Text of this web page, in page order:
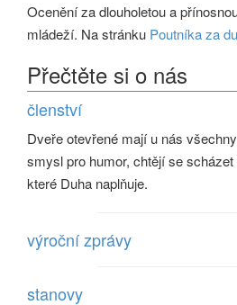
Ocenění za dlouholetou a
mládeží. Na stránku Poutníka za
Přečtěte si o nás
členství
Dveře otevřené mají u nás
smysl pro humor, chtějí se
které Duha naplňuje.
výroční zprávy
stanovy